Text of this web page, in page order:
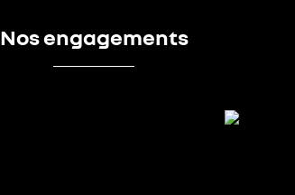
Nos engagements